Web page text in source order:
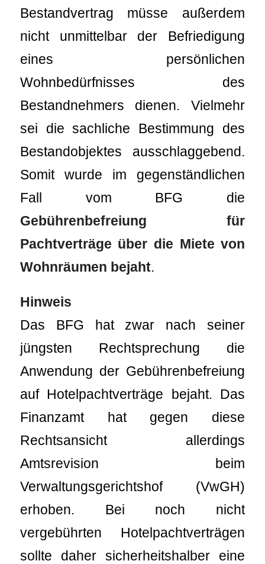
Bestandvertrag müsse außerdem
nicht unmittelbar der Befriedigung
eines persönlichen
Wohnbedürfnisses des
Bestandnehmers dienen. Vielmehr
sei die sachliche Bestimmung des
Bestandobjektes ausschlaggebend.
Somit wurde im gegenständlichen
Fall vom BFG die
Gebührenbefreiung für
Pachtverträge über die Miete von
Wohnräumen bejaht.
Hinweis
Das BFG hat zwar nach seiner
jüngsten Rechtsprechung die
Anwendung der Gebührenbefreiung
auf Hotelpachtverträge bejaht. Das
Finanzamt hat gegen diese
Rechtsansicht allerdings
Amtsrevision beim
Verwaltungsgerichtshof (VwGH)
erhoben. Bei noch nicht
vergebührten Hotelpachtverträgen
sollte daher sicherheitshalber eine